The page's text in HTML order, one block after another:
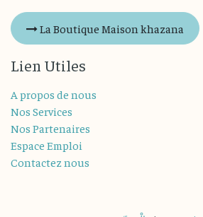
La Boutique Maison khazana
Lien Utiles
A propos de nous
Nos Services
Nos Partenaires
Espace Emploi
Contactez nous